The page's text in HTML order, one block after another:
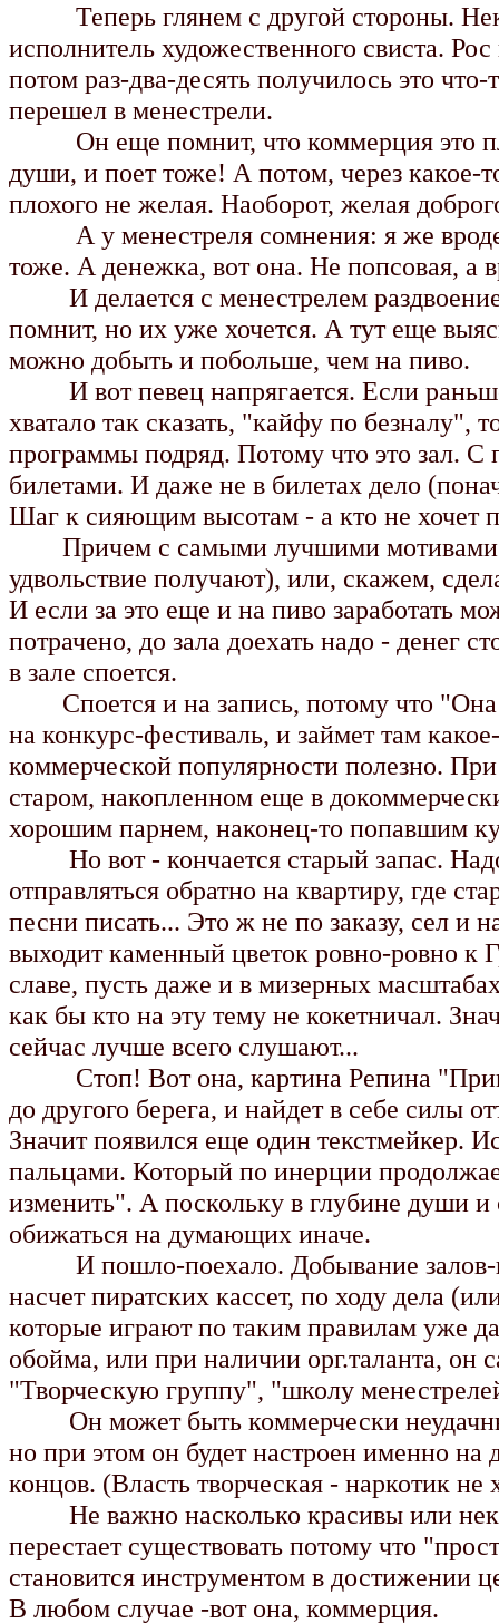
Теперь глянем с другой стороны.
исполнитель художественного свиста.
потом раз-два-десять получилось это
перешел в менестрели.
Он еще помнит, что коммерция это
души, и поет тоже! А потом, через какое-
плохого не желая. Hаоборот, желая
А у менестреля сомнения: я же вроде
тоже. А денежка, вот она. Не попсовая, а
И делается с менестрелем раздвоение
помнит, но их уже хочется. А тут еще
можно добыть и побольше, чем на пиво.
И вот певец напрягается. Если
хватало так сказать, "кайфу по безналу",
программы подряд. Потому что это зал. С
билетами. И даже не в билетах дело
Шаг к сияющим высотам - а кто не хочет
Причем с самыми лучшими мотивами:
удвольствие получают), или, скажем,
И если за это еще и на пиво заработать
потрачено, до зала доехать надо - денег
в зале споется.
Споется и на запись, потому что "Она
на конкурс-фестиваль, и займет там
коммерческой популярности полезно.
старом, накопленном еще в
хорошим парнем, наконец-то попавшим
Hо вот - кончается старый запас.
отправляться обратно на квартиру, где
песни писать... Это ж не по заказу, сел и
выходит каменный цветок ровно-ровно к
славе, пусть даже и в мизерных
как бы кто на эту тему не кокетничал.
сейчас лучше всего слушают...
Стоп! Вот она, картина Репина
до другого берега, и найдет в себе силы
Значит появился еще один текстмейкер.
пальцами. Который по инерции
изменить". А поскольку в глубине души и
обижаться на думающих иначе.
И пошло-поехало. Добывание залов-
насчет пиратских кассет, по ходу дела
которые играют по таким правилам уже
обойма, или при наличии орг.таланта, он
"Творческую группу", "школу
Он может быть коммерчески
но при этом он будет настроен именно на
концов. (Власть творческая - наркотик
Hе важно насколько красивы или
перестает существовать потому что
становится инструментом в достижении
В любом случае -вот она, коммерция.